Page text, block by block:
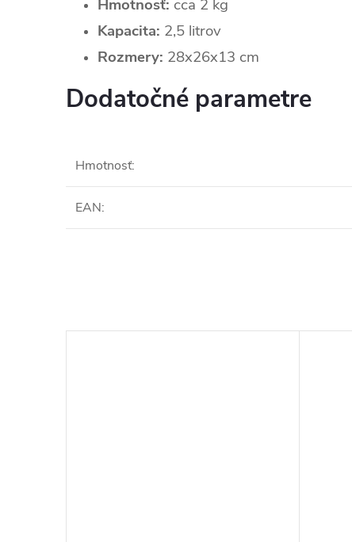
Hmotnosť: cca 2 kg
Kapacita: 2,5 litrov
Rozmery: 28x26x13 cm
Dodatočné parametre
Hmotnosť:
EAN: